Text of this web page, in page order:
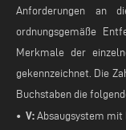
Anforderungen an
ordnungsgemäße
Merkmale der
gekennzeichnet. Die
Buchstaben die
• V: Absaugsystem mit